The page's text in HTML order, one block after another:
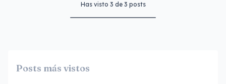
Has visto 3 de 3 posts
Posts más vistos